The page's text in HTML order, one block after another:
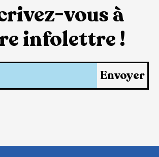
vous à
infolettre !
Envoyer